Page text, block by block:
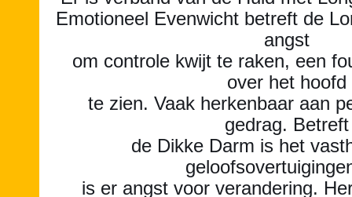
Emotioneel Evenwicht betreft de
angst
om controle kwijt te raken, een
over het hoofd
te zien. Vaak herkenbaar aan
gedrag. Betreft
de Dikke Darm is het
is er angst voor verandering.